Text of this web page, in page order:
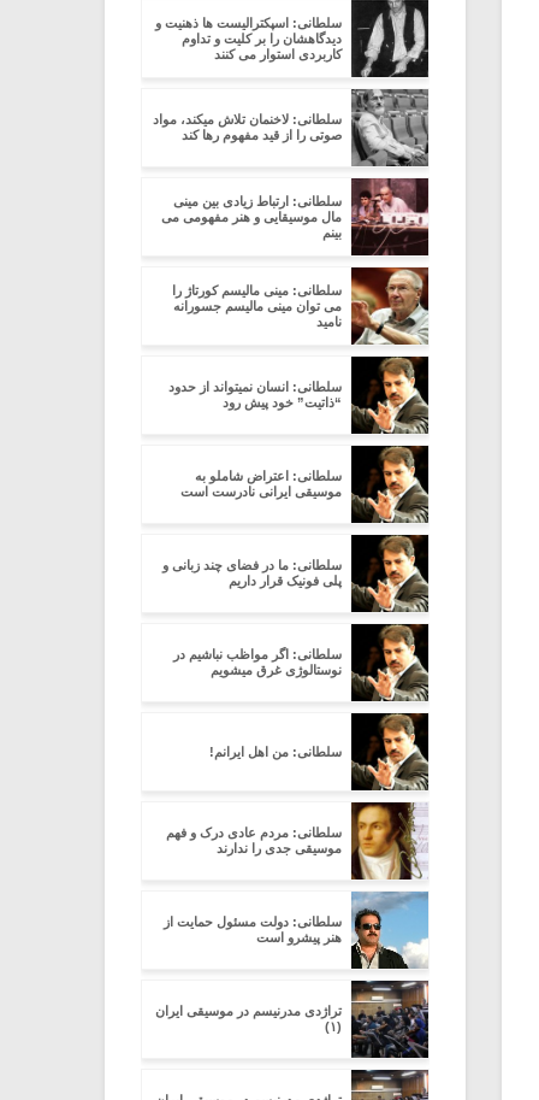
سلطانی: اسپکترالیست ها ذهنیت و
دیدگاهشان را بر کلیت و تداوم
کاربردی استوار می کنند
سلطانی: لاخنمان تلاش میکند، مواد
صوتی را از قید مفهوم رها کند
سلطانی: ارتباط زیادی بین مینی
مال موسیقایی و هنر مفهومی می
بینم
سلطانی: مینی مالیسم کورتاژ را
می توان مینی مالیسم جسورانه
نامید
سلطانی: انسان نمیتواند از حدود
“ذاتیت” خود پیش رود
سلطانی: اعتراض شاملو به
موسیقی ایرانی نادرست است
سلطانی: ما در فضای چند زبانی و
پلی فونیک قرار داریم
سلطانی: اگر مواظب نباشیم در
نوستالوژی غرق میشویم
سلطانی: من اهل ایرانم!
سلطانی: مردم عادی درک و فهم
موسیقی جدی را ندارند
سلطانی: دولت مسئول حمایت از
هنر پیشرو است
تراژدی مدرنیسم در موسیقی ایران
(۱)